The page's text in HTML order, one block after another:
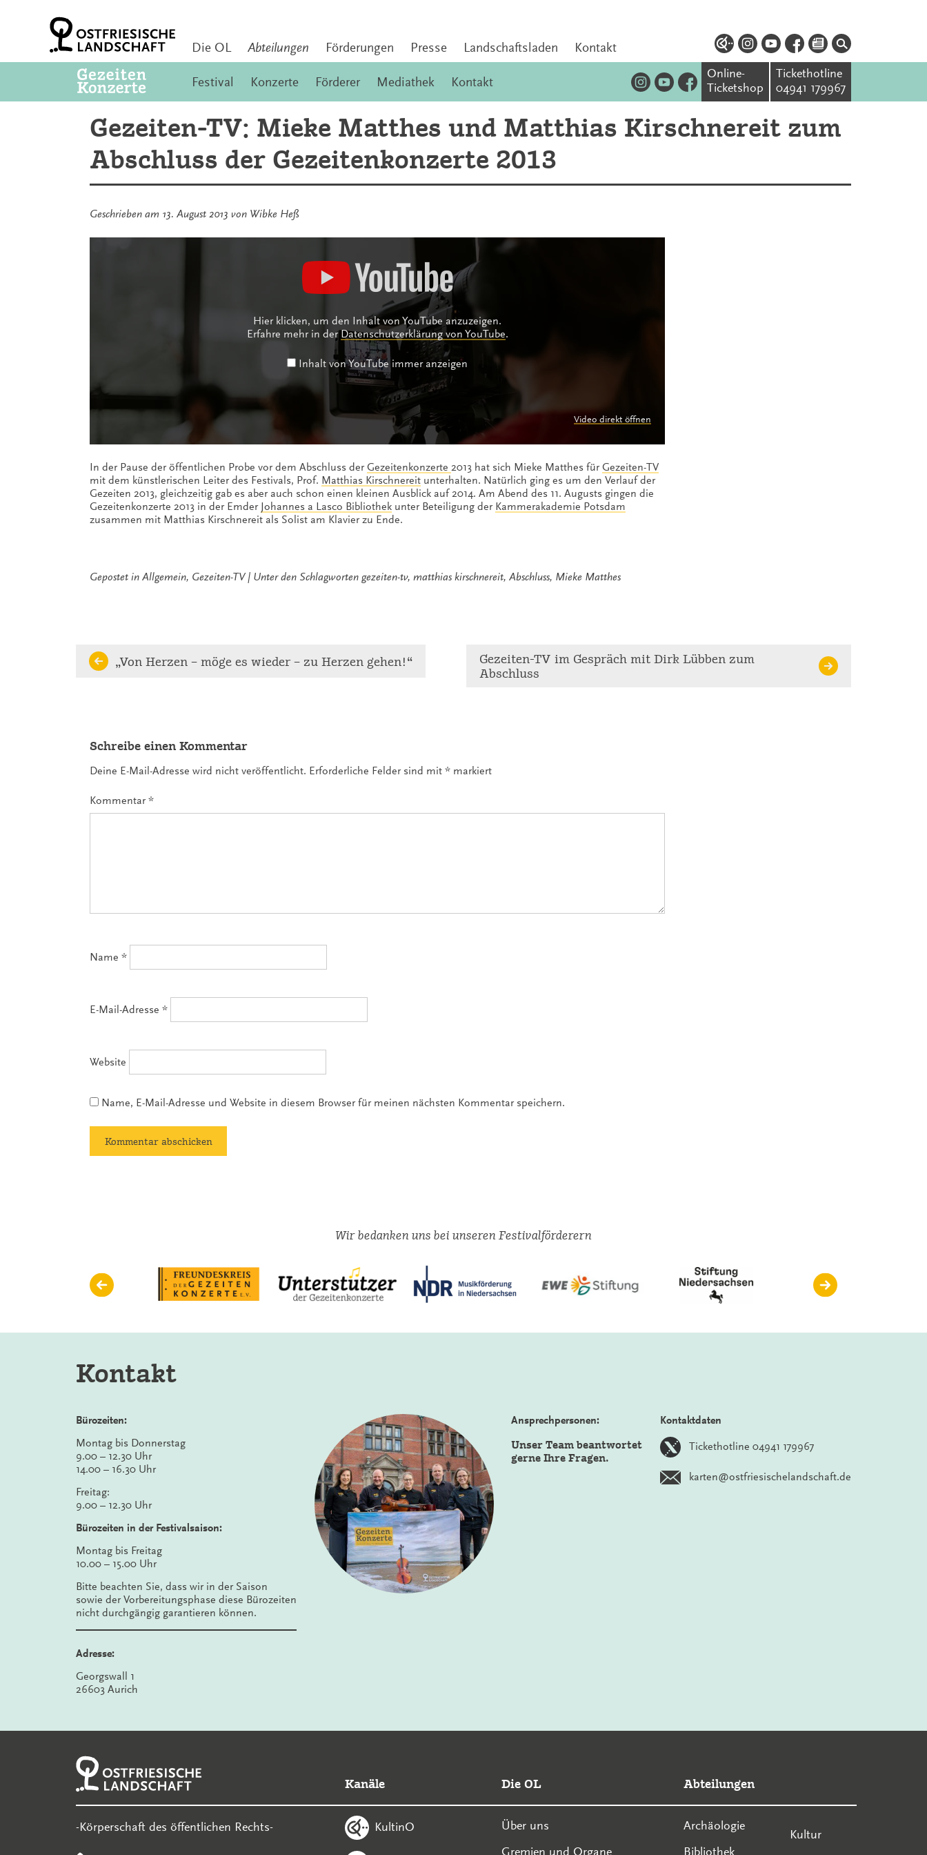
Die OL Abteilungen Förderungen Presse Landschaftsladen Kontakt
Festival Konzerte Förderer Mediathek Kontakt
Online-
Ticketshop
Tickethotline
04941 179967
Gezeiten-TV: Mieke Matthes und Matthias Kirschnereit zum
Abschluss der Gezeitenkonzerte 2013
Geschrieben am 13. August 2013 von Wibke Heß
Hier klicken, um den Inhalt von YouTube anzuzeigen.
Erfahre mehr in derDatenschutzerklärung von YouTube.
Inhalt von YouTube immer anzeigen
Video direkt öffnen
In der Pause der öffentlichen Probe vor dem Abschluss derGezeitenkonzerte 2013 hat sich Mieke Matthes fürGezeiten-TV
mit dem künstlerischen Leiter des Festivals, Prof. Matthias Kirschnereit unterhalten. Natürlich ging es um den Verlauf der
Gezeiten 2013, gleichzeitig gab es aber auch schon einen kleinen Ausblick auf 2014. Am Abend des 11. Augusts gingen die
Gezeitenkonzerte 2013 in der Emder Johannes a Lasco Bibliothek unter Beteiligung der Kammerakademie Potsdam
zusammen mit Matthias Kirschnereit als Solist am Klavier zu Ende.
Gepostet in Allgemein, Gezeiten-TV Unter den Schlagworten gezeiten-tv, matthias kirschnereit, Abschluss, Mieke Matthes
Continue
„Von Herzen – möge es wieder – zu Herzen gehen!“
Gezeiten-TV im Gespräch mit Dirk Lübben zum
Abschluss
Schreibe einen Kommentar
Deine E-Mail-Adresse wird nicht veröffentlicht. Erforderliche Felder sind mit * markiert
Kommentar*
Name *
E-Mail-Adresse *
Website
Name, E-Mail-Adresse und Website in diesem Browser für meinen nächsten Kommentar speichern.
Wir bedanken uns bei unseren Festivalförderern
Kontakt
Bürozeiten:
Montag bis Donnerstag
9.00 – 12.30 Uhr
14.00 – 16.30 Uhr
Freitag:
9.00 – 12.30 Uhr
Bürozeiten in der Festivalsaison:
Montag bis Freitag
10.00 – 15.00 Uhr
Bitte beachten Sie, dass wir in der Saison
sowie der Vorbereitungsphase diese Bürozeiten
nicht durchgängig garantieren können.
Adresse:
Georgswall 1
26603 Aurich
Ansprechpersonen:
Unser Team beantwortet
gerne Ihre Fragen.
Kontaktdaten
Tickethotline 04941 179967
karten@ostfriesischelandschaft.de
-Körperschaft des öffentlichen Rechts-
Kanäle
KultinO
Die OL
Über uns
Gremien und Organe
Abteilungen
Archäologie
Bibliothek
Kultur